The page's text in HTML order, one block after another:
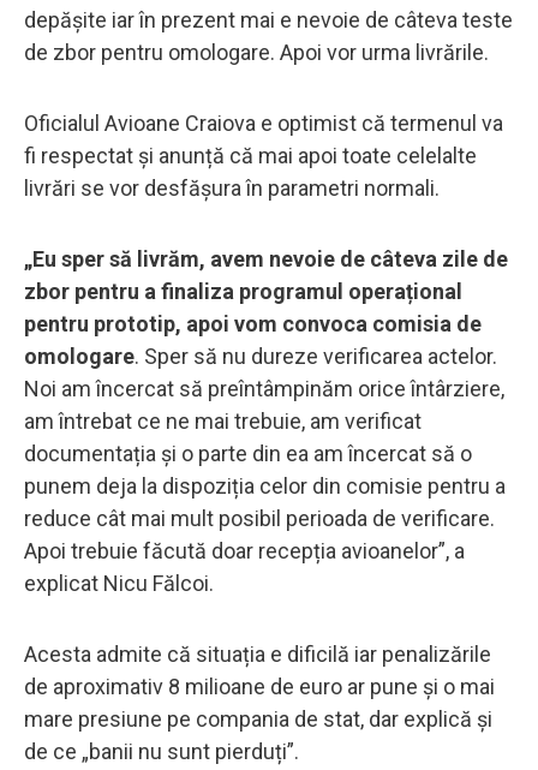
depășite iar în prezent mai e nevoie de câteva teste
de zbor pentru omologare. Apoi vor urma livrările.
Oficialul Avioane Craiova e optimist că termenul va
fi respectat și anunță că mai apoi toate celelalte
livrări se vor desfășura în parametri normali.
„Eu sper să livrăm, avem nevoie de câteva zile de
zbor pentru a finaliza programul operațional
pentru prototip, apoi vom convoca comisia de
omologare. Sper să nu dureze verificarea actelor.
Noi am încercat să preîntâmpinăm orice întârziere,
am întrebat ce ne mai trebuie, am verificat
documentația și o parte din ea am încercat să o
punem deja la dispoziția celor din comisie pentru a
reduce cât mai mult posibil perioada de verificare.
Apoi trebuie făcută doar recepția avioanelor”, a
explicat Nicu Fălcoi.
Acesta admite că situația e dificilă iar penalizările
de aproximativ 8 milioane de euro ar pune și o mai
mare presiune pe compania de stat, dar explică și
de ce „banii nu sunt pierduți”.